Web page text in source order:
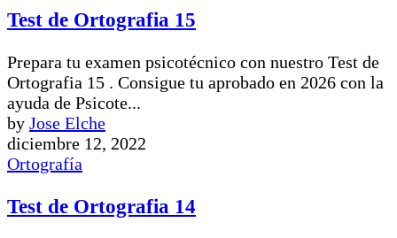
Test de Ortografia 15
Prepara tu examen psicotécnico con nuestro Test de
Ortografia 15 . Consigue tu aprobado en 2026 con la
ayuda de Psicote...
by Jose Elche
diciembre 12, 2022
Ortografía
Test de Ortografia 14